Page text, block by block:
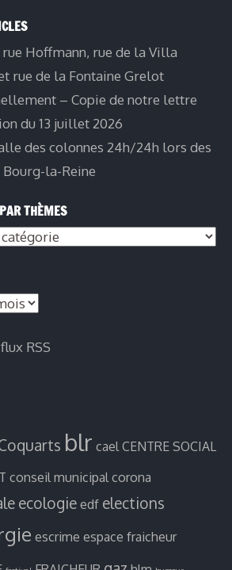
Hoffmann, rue de la Villa
rue de la Fontaine Grelot
– Copie de notre lettre
du 13 juillet 2026
des colonnes 24h/24h lors des
Bourg-la-Reine
THÈMES
RSS
blr cael CENTRE SOCIAL
conseil municipal corona
ecologie edf elections
escrime espace fraicheur